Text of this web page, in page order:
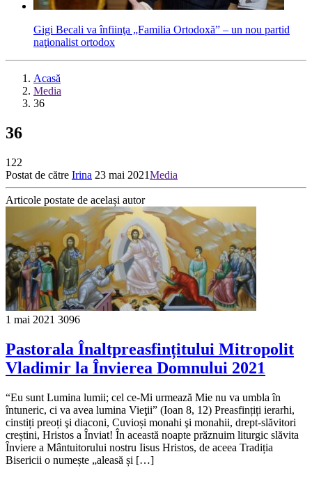
Gigi Becali va înfiinţa „Familia Ortodoxă” – un nou partid
naţionalist ortodox
Acasă
Media
36
36
122
Postat de către Irina 23 mai 2021Media
Articole postate de același autor
1 mai 2021 3096
Pastorala Înaltpreasfințitului Mitropolit
Vladimir la Învierea Domnului 2021
“Eu sunt Lumina lumii; cel ce-Mi urmează Mie nu va umbla în
întuneric, ci va avea lumina Vieţii” (Ioan 8, 12) Preasfințiți ierarhi,
cinstiți preoți şi diaconi, Cuvioși monahi şi monahii, drept-slăvitori
creștini, Hristos a Înviat! În această noapte prăznuim liturgic slăvita
Înviere a Mântuitorului nostru Iisus Hristos, de aceea Tradiția
Bisericii o numește „aleasă și […]